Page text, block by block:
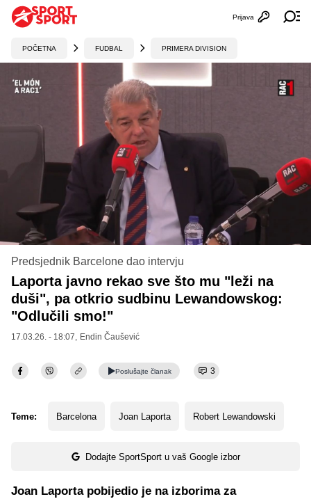
Otvori
Prijava
POČETNA FUDBAL PRIMERA DIVISION
Predsjednik Barcelone dao intervju
Laporta javno rekao sve što mu "leži na
duši", pa otkrio sudbinu Lewandowskog:
"Odlučili smo!"
17.03.26. - 18:07, Endin Čaušević
Poslušajte članak 3
Teme: Barcelona Joan Laporta Robert Lewandowski
Dodajte SportSport u vaš Google izbor
Joan Laporta pobijedio je na izborima za